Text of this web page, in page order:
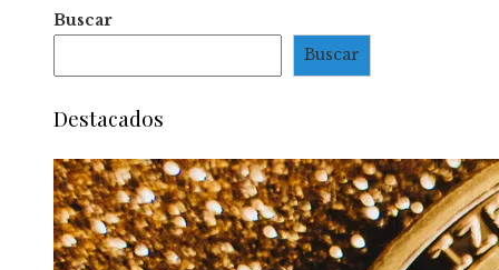
Buscar
Buscar
Destacados